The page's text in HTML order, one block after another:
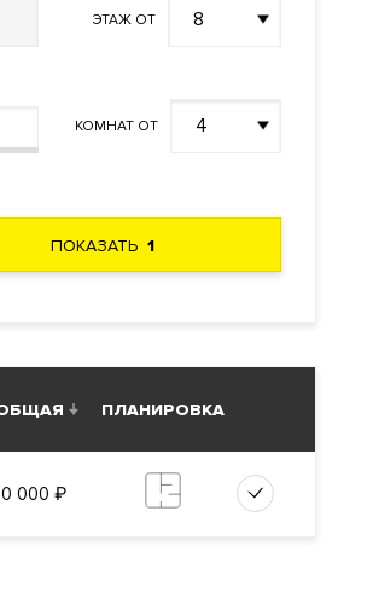
ЭТАЖ ОТ 8
КОМНАТ ОТ 4
ПОКАЗАТЬ 1
ПЛАНИРОВКА
000 ₽